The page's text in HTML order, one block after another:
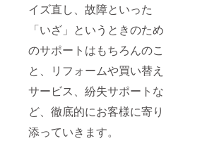
イズ直し、故障といった
「いざ」というときのため
のサポートはもちろんのこ
と、リフォームや買い替え
サービス、紛失サポートな
ど、徹底的にお客様に寄り
添っていきます。